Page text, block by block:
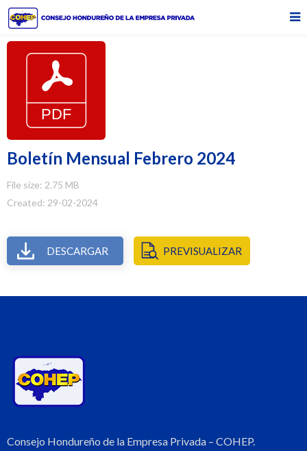
Boletín Mensual Febrero 2024
File size: 2.75 MB
Created: 29-02-2024
DESCARGAR PREVISUALIZAR
Consejo Hondureño de la Empresa Privada – COHEP.